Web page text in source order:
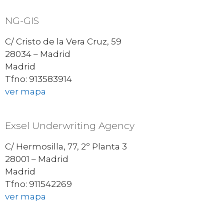
NG-GIS
C/ Cristo de la Vera Cruz, 59
28034 – Madrid
Madrid
Tfno: 913583914
ver mapa
Exsel Underwriting Agency
C/ Hermosilla, 77, 2º Planta 3
28001 – Madrid
Madrid
Tfno: 911542269
ver mapa